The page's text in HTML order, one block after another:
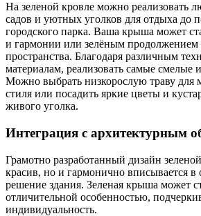
На зеленой кровле можно реализовать
садов и уютных уголков для отдыха до
городского парка. Ваша крыша может
и гармонии или зелёным продолжением
пространства. Благодаря различным
материалам, реализовать самые смелые
Можно выбрать низкорослую траву для
стиля или посадить яркие цветы и
живого уголка.
Интеграция с архитектурным
Грамотно разработанный дизайн
красив, но и гармонично вписывается в
решение здания. Зеленая крыша может
отличительной особенностью,
индивидуальность.